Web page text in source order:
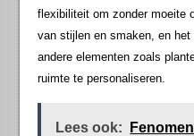
flexibiliteit om zonder moeite
van stijlen en smaken, en
andere elementen zoals
ruimte te personaliseren.
Lees ook: